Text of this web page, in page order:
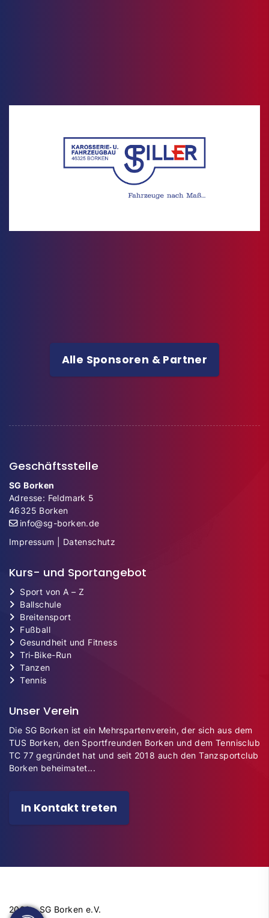
Alle Sponsoren & Partner
Geschäftsstelle
SG Borken
Adresse: Feldmark 5
46325 Borken
info@sg-borken.de
Impressum
Datenschutz
Kurs- und Sportangebot
Sport von A – Z
Ballschule
Breitensport
Fußball
Gesundheit und Fitness
Tri-Bike-Run
Tanzen
Tennis
Unser Verein
Die SG Borken ist ein Mehrspartenverein, der sich aus dem
TUS Borken, den Sportfreunden Borken und dem Tennisclub
TC 77 gegründet hat und seit 2018 auch den Tanzsportclub
Borken beheimatet...
In Kontakt treten
2026 - SG Borken e.V.